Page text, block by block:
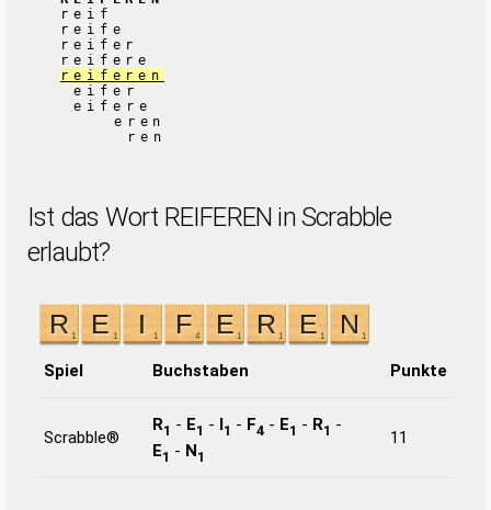
reif
reife
reifer
reifere
reiferen
eifer
eifere
eren
ren
Ist das Wort REIFEREN in Scrabble
erlaubt?
Spiel Buchstaben Punkte
Scrabble®
R1 - E1 - I1 - F4 - E1 - R1 -
E1 - N1
11